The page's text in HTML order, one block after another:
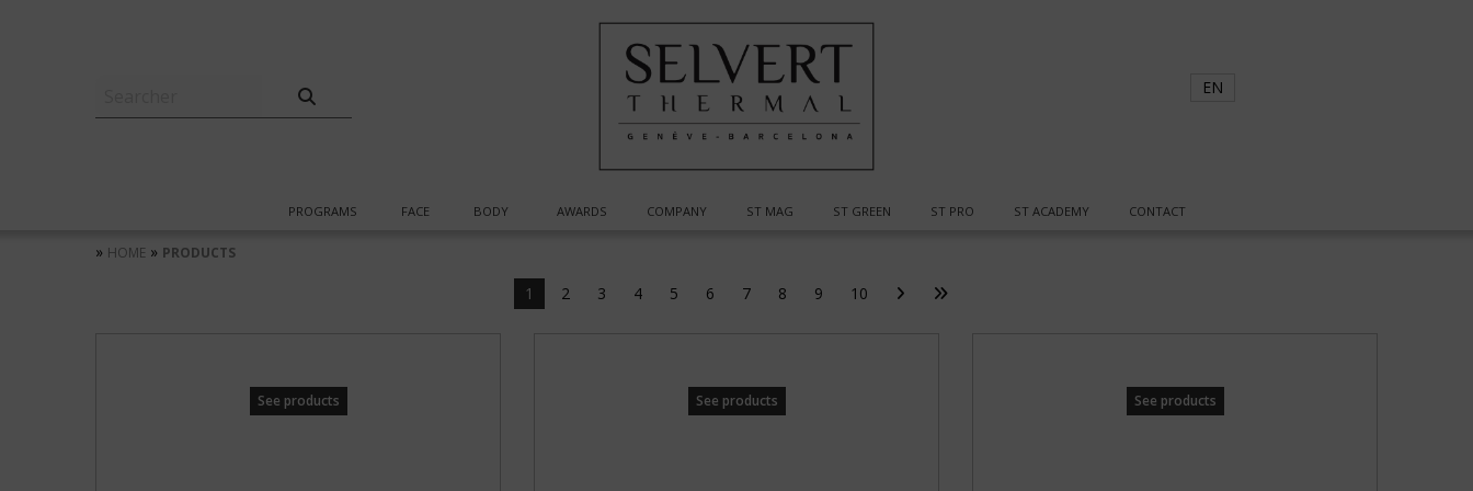
EN
PROGRAMS FACE BODY AWARDS COMPANY ST MAG ST GREEN ST PRO ST ACADEMY CONTACT
» HOME » PRODUCTS
1 2 3 4 5 6 7 8 9 10
See products See products See products